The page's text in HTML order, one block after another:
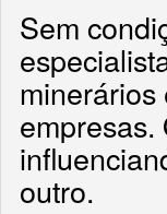
Sem
empresas.
outro.